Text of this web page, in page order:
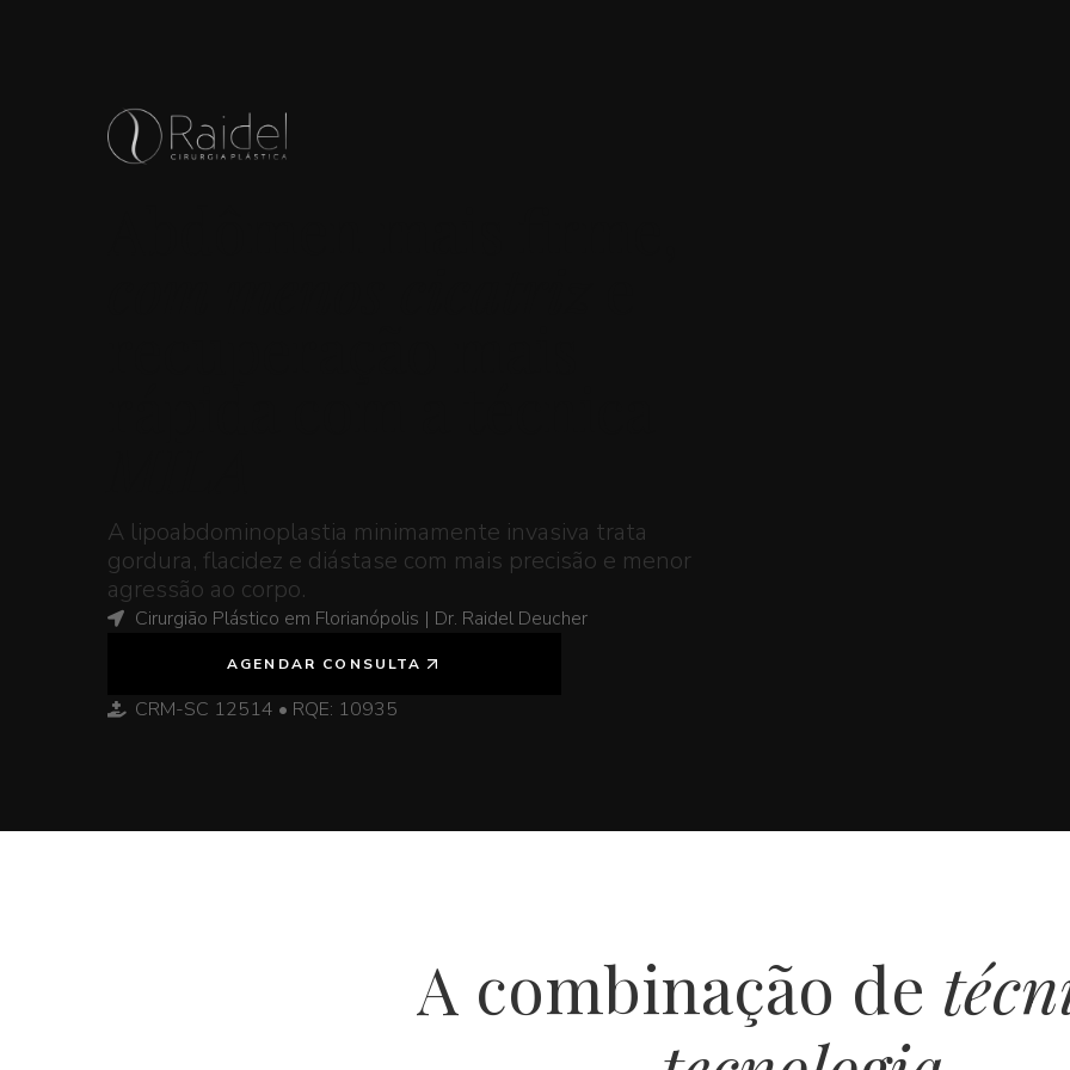
A lipoabdominoplastia minimamente invasiva trata
gordura, flacidez e diástase com mais precisão e menor
agressão ao corpo.
Cirurgião Plástico em Florianópolis | Dr. Raidel Deucher
AGENDAR CONSULTA
CRM-SC 12514 • RQE: 10935
A combinação de